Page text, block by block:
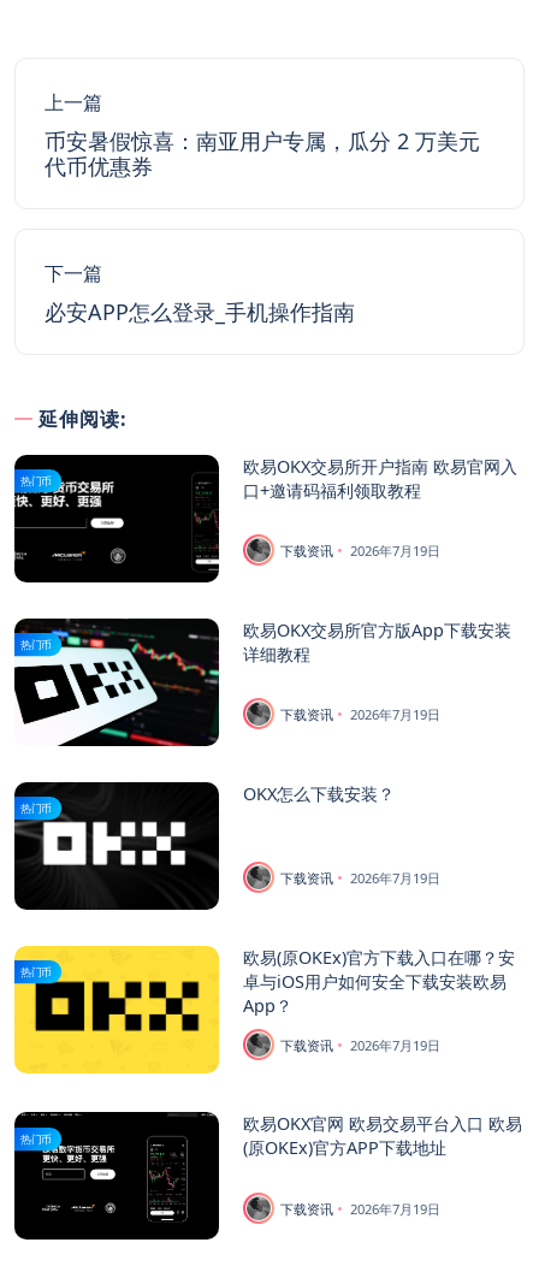
上一篇
币安暑假惊喜：南亚用户专属，瓜分 2 万美元
代币优惠券
下一篇
必安APP怎么登录_手机操作指南
延伸阅读:
热门币
欧易OKX交易所开户指南 欧易官网入
口+邀请码福利领取教程
下载资讯 2026年7月19日
热门币
欧易OKX交易所官方版App下载安装
详细教程
下载资讯 2026年7月19日
热门币
OKX怎么下载安装？
下载资讯 2026年7月19日
热门币
欧易(原OKEx)官方下载入口在哪？安
卓与iOS用户如何安全下载安装欧易
App？
下载资讯 2026年7月19日
热门币
欧易OKX官网 欧易交易平台入口 欧易
(原OKEx)官方APP下载地址
下载资讯 2026年7月19日